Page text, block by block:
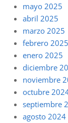
mayo 2025
abril 2025
marzo 2025
febrero 2025
enero 2025
diciembre
noviembre
octubre
septiembre
agosto 2024